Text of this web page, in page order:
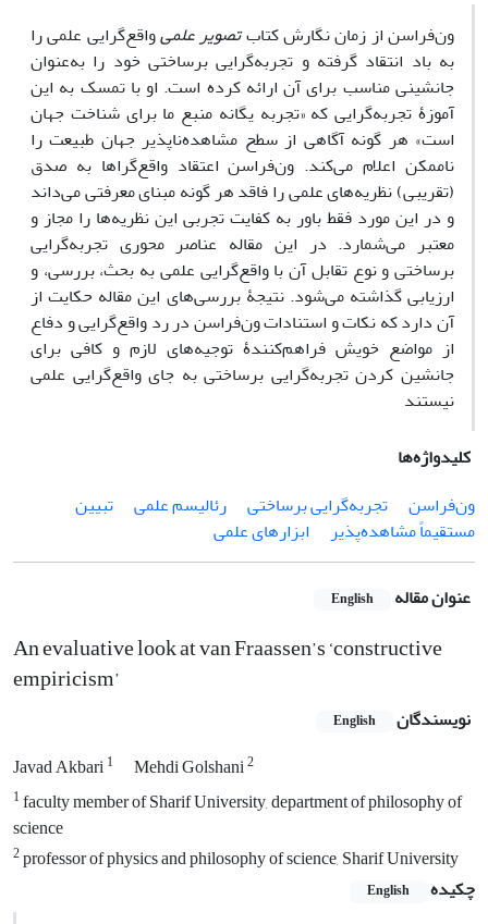
ون‌فراسن از زمان نگارش کتابتصویر علمیواقع‌گرایی علمی را
به باد انتقاد گرفته و تجربه‌گرایی برساختی خود را به‌عنوان
جانشینی مناسب برای آن ارائه کرده است. او با تمسک به این
آموزۀ تجربه‌گرایی که «تجربه یگانه منبع ما برای شناخت جهان
است» هر گونه آگاهی از سطح مشاهده‌ناپذیر جهان طبیعت را
ناممکن اعلام می‌کند. ون‌فراسن اعتقاد واقع‌گرا‌ها به صدق
(تقریبی) نظریه‌های علمی را فاقد هر گونه مبنای معرفتی می‌داند
و در این مورد فقط باور به کفایت تجربی این نظریه‌ها را مجاز و
معتبر می‌شمارد. در این مقاله عناصر محوری تجربه‌گرایی
برساختی و نوع تقابل آن با واقع‌گرایی علمی به بحث، بررسی، و
ارزیابی گذاشته می‌شود. نتیجۀ بررسی‌های این مقاله حکایت از
آن دارد که نکات و استنادات ون‌فراسن در رد واقع‌گرایی و دفاع
از مواضع خویش فراهم‌کنندۀ توجیه‌های لازم و کافی برای
جانشین ‌کردن تجربه‌گرایی برساختی به جای واقع‌گرایی علمی
نیستند
کلیدواژه‌ها
ون‌فراسن
تجربه‌گرایی برساختی رئالیسم علمی
تبیین
مستقیماً مشاهده‌پذیر
ابزارهای علمی
عنوان مقاله English
An evaluative look at van Fraassen’s ‘constructive
empiricism’
نویسندگان English
Javad Akbari1 Mehdi Golshani2
1faculty member of Sharif University, department of philosophy of
science
2professor of physics and philosophy of science, Sharif University
چکیده
English